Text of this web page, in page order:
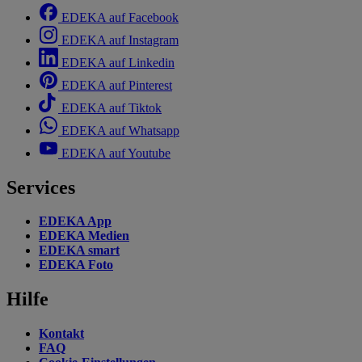
EDEKA auf Facebook
EDEKA auf Instagram
EDEKA auf Linkedin
EDEKA auf Pinterest
EDEKA auf Tiktok
EDEKA auf Whatsapp
EDEKA auf Youtube
Services
EDEKA App
EDEKA Medien
EDEKA smart
EDEKA Foto
Hilfe
Kontakt
FAQ